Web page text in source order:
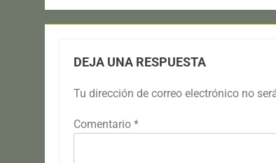
DEJA UNA RESPUESTA
Tu dirección de correo electrónico no
Comentario *